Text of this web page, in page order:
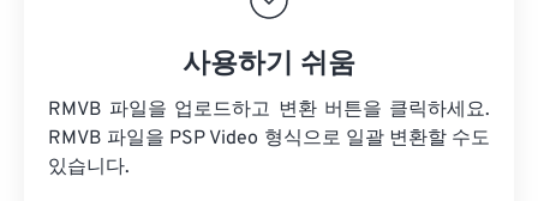
사용하기 쉬움
RMVB 파일을 업로드하고 변환 버튼을 클릭하세요.
RMVB 파일을 PSP Video 형식으로 일괄 변환할 수도
있습니다.